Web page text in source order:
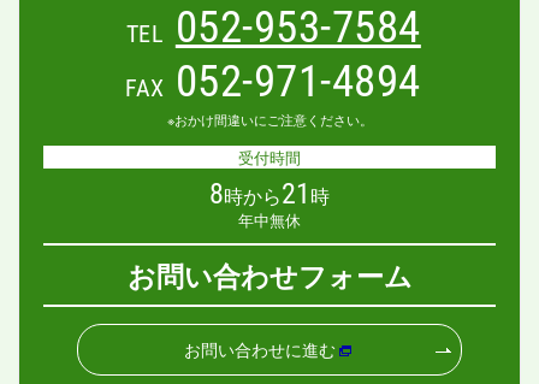
TEL 052-953-7584
FAX 052-971-4894
※おかけ間違いにご注意ください。
受付時間
8時から21 時
年中無休
お問い合わせフォーム
お問い合わせに進む